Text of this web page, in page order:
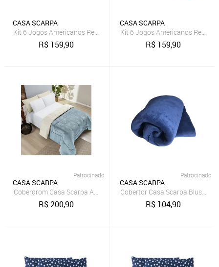
CASA SCARPA
Kit 6 Jogos Americanos Redondo com Guardanapos Bordado
R$ 159,90
CASA SCARPA
Kit 6 Jogos Americanos
R$ 159,90
Patrocinado
CASA SCARPA
Coberdrom Casa Scarpa Apollo Queen Sherpa Pele de Carneiro +
R$200,90
Patrocinado
CASA SCARPA
Cobertor Casa Scarpa Blush
R$ 104,90